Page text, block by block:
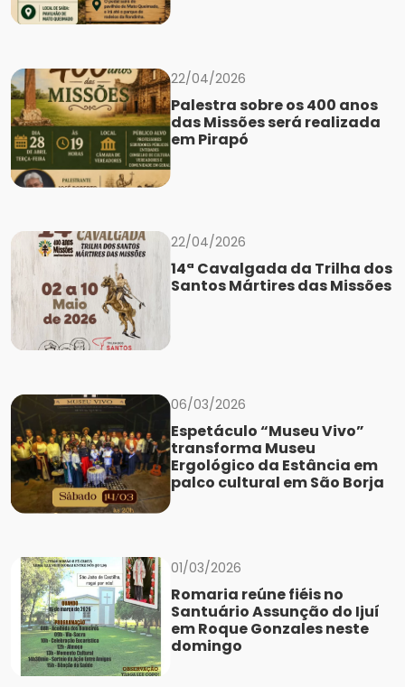
22/04/2026
Palestra sobre os 400 anos
das Missões será realizada
em Pirapó
22/04/2026
14ª Cavalgada da Trilha dos
Santos Mártires das Missões
06/03/2026
Espetáculo “Museu Vivo”
transforma Museu
Ergológico da Estância em
palco cultural em São Borja
01/03/2026
Romaria reúne fiéis no
Santuário Assunção do Ijuí
em Roque Gonzales neste
domingo